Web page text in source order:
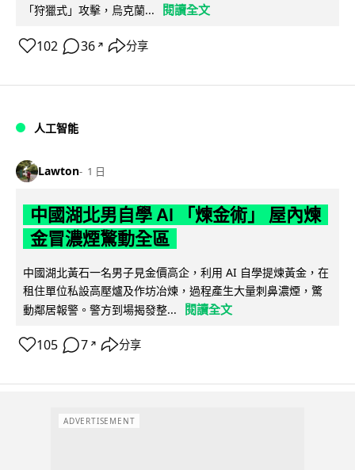
「狩獵式」攻擊，烏克蘭...
閱讀全文
102 36 ↗ 分享
人工智能
Lawton 1 日
中國湖北男自學 AI 「煉金術」 屋內煉
金冒濃煙驚動全區
中國湖北黃石一名男子見金價高企，利用 AI 自學提煉黃金，在
租住單位私設高壓爐及作坊冶煉，過程產生大量刺鼻濃煙，驚
動鄰居報警。警方到場揭發整...
閱讀全文
105 7 ↗ 分享
ADVERTISEMENT